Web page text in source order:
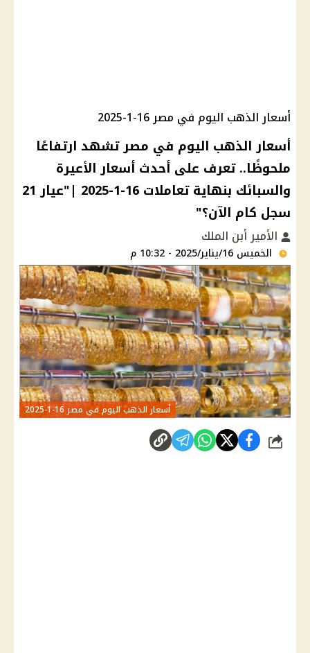
أسعار الذهب اليوم في مصر 16-1-2025
أسعار الذهب اليوم في مصر تشهد ارتفاعًا
ملحوظًا.. تعرف على أحدث أسعار الأعيرة
والسبائك بنهاية تعاملات 16-1-2025 |"عيار 21
سجل كام الآن؟"
الأمير أبن الملك
الخميس 16/يناير/2025 - 10:32 م
أسعار الذهب اليوم في مصر 16-1-2025
شارك